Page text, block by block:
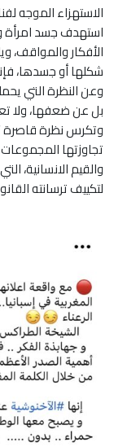
الاستهزاء الموجه
استهدف جسد
الأفكار والمواقف،
شكلها أو جسدها،
وعن النظرة التي
بل عن ضعفها، ولا
وتكرس نظرة قاصرة
تجاوزتها المجموعات
والقيم الانسانية،
لتكييف ترسانته